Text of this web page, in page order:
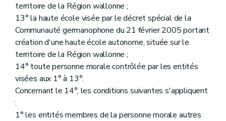
territoire de la Région wallonne ;
13° la haute école visée par le décret spécial de la
Communauté germanophone du 21 février 2005 portant
création d'une haute école autonome, située sur le
territoire de la Région wallonne ;
14° toute personne morale contrôlée par les entités
visées aux 1° à 13°.
Concernant le 14°, les conditions suivantes s'appliquent
:
1° les entités membres de la personne morale autres